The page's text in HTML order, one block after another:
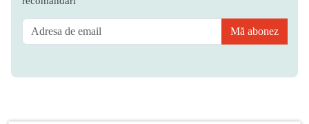
Mă abonez